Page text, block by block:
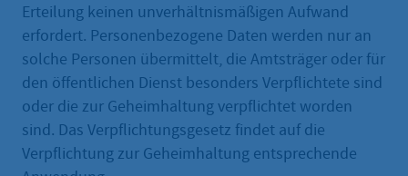
Erteilung keinen unverhältnismäßigen Aufwand
erfordert. Personenbezogene Daten werden nur an
solche Personen übermittelt, die Amtsträger oder für
den öffentlichen Dienst besonders Verpflichtete sind
oder die zur Geheimhaltung verpflichtet worden
sind. Das Verpflichtungsgesetz findet auf die
Verpflichtung zur Geheimhaltung entsprechende